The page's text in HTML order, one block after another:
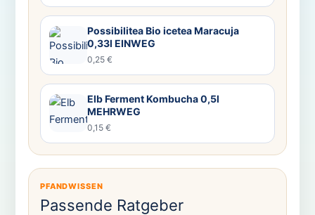
Possibilitea Bio icetea Maracuja
0,33l EINWEG
0,25 €
Elb Ferment Kombucha 0,5l
MEHRWEG
0,15 €
PFANDWISSEN
Passende Ratgeber